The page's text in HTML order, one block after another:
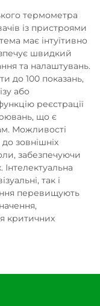
термометра
із пристроями
має інтуїтивно
швидкий
та налаштувань.
до 100 показань,
або
реєстрації
що є
Можливості
зовнішніх
забезпечуючи
Інтелектуальна
так і
перевищують
критичних